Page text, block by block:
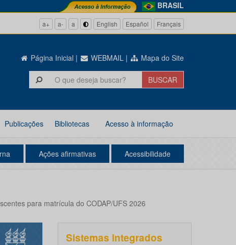
BRASIL
a+ a- a English Español Français
Página Inicial | WEBMAIL | Mapa do Site
Publicações Bibliotecas Acesso à informação
Ações afirmativas Acessibilidade
para matrícula do CODAP/UFS 2026
Sistemas integrados